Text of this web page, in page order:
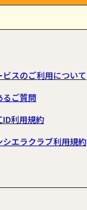
ビスのご利用について
ID利用規約
るご質問
シエラクラブ利用規約